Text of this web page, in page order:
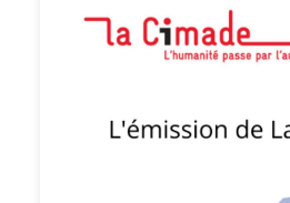
misérables pour un département
banalisation d'un droit d'exception.